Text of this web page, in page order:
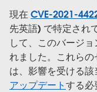
現在CVE-2021-
先英語) で特定され
して、このバージ
れました。これら
は、影響を受ける
アップデートする必